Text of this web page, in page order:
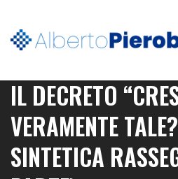
IL DECRETO
VERAMENTE
SINTETICA